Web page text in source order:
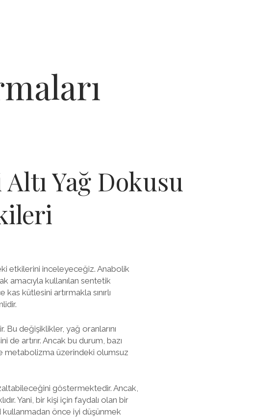
Yağ Dokusu
etkilerini inceleyeceğiz. Anabolik
amacıyla kullanılan sentetik
kütlesini artırmakla sınırlı
değişiklikler, yağ oranlarını
de artırır. Ancak bu durum, bazı
metabolizma üzerindeki olumsuz
göstermektedir. Ancak,
Yani, bir kişi için faydalı olan bir
kullanmadan önce iyi düşünmek